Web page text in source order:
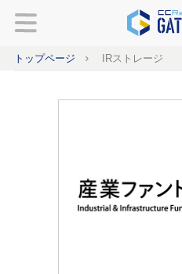
トップページ IRストレージ